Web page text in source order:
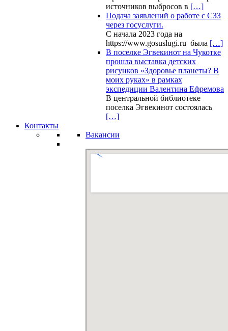
источников выбросов в […]
Подача заявлений о работе с СЗЗ
через госуслуги.
С начала 2023 года на
https://www.gosuslugi.ru была […]
В поселке Эгвекинот на Чукотке
прошла выставка детских
рисунков «Здоровье планеты? В
моих руках» в рамках
экспедиции Валентина Ефремова
В центральной библиотеке
поселка Эгвекинот состоялась
[…]
Контакты
Вакансии